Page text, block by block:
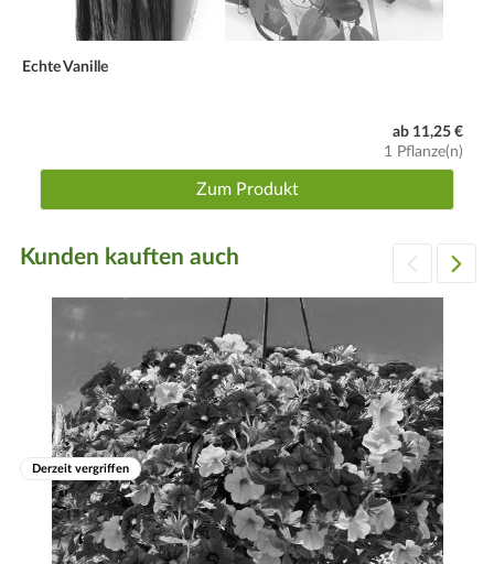
Echte Vanille
ab 11,25 €
1 Pflanze(n)
Zum Produkt
Kunden kauften auch
Derzeit vergriffen